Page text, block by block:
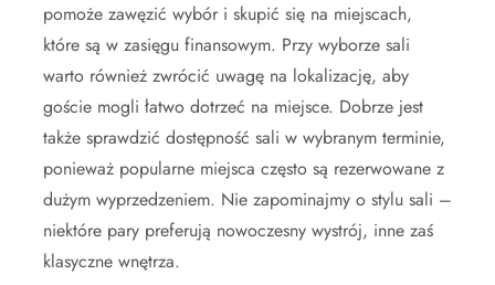
pomoże zawęzić wybór i skupić się na miejscach,
które są w zasięgu finansowym. Przy wyborze sali
warto również zwrócić uwagę na lokalizację, aby
goście mogli łatwo dotrzeć na miejsce. Dobrze jest
także sprawdzić dostępność sali w wybranym terminie,
ponieważ popularne miejsca często są rezerwowane z
dużym wyprzedzeniem. Nie zapominajmy o stylu sali –
niektóre pary preferują nowoczesny wystrój, inne zaś
klasyczne wnętrza.